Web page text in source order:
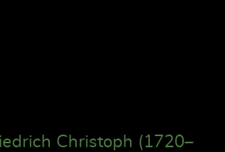
Christoph (1720–